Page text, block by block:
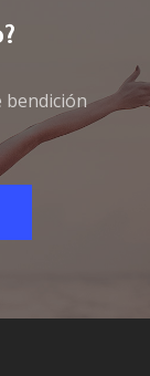
bendición